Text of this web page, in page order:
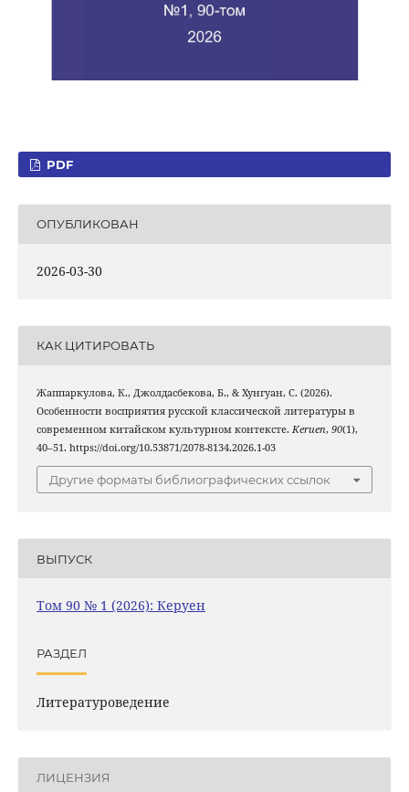
PDF
ОПУБЛИКОВАН
2026-03-30
КАК ЦИТИРОВАТЬ
Жаппаркулова, К., Джолдасбекова, Б., & Хунгуан, С. (2026).
Особенности восприятия русской классической литературы в
современном китайском культурном контексте. Keruen, 90(1),
40–51. https://doi.org/10.53871/2078-8134.2026.1-03
Другие форматы библиографических ссылок
ВЫПУСК
Том 90 № 1 (2026): Керуен
РАЗДЕЛ
Литературоведение
ЛИЦЕНЗИЯ